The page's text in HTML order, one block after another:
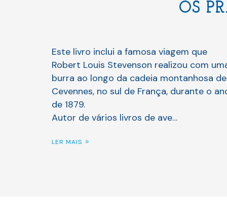
OS
Este livro inclui a famosa viagem que
Robert Louis Stevenson realizou com
burra ao longo da cadeia montanhosa de
Cevennes, no sul de França, durante o
de 1879.
Autor de vários livros de ave…
LER MAIS